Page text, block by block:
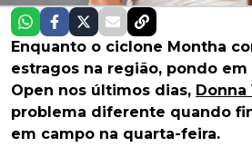
Enquanto o ciclone Montha
estragos na região, pondo em
Open nos últimos dias, Donna
problema diferente quando
em campo na quarta-feira.